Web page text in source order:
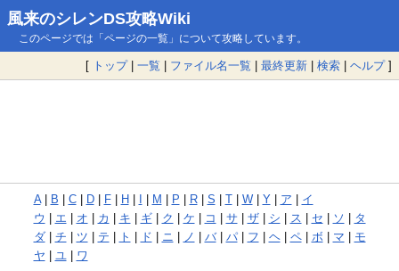
風来のシレンDS攻略Wiki
このページでは「ページの一覧」について攻略しています。
[ トップ| 一覧 | ファイル名一覧 | 最終更新 | 検索 | ヘルプ]
A| B C| D| F| H M P R| S T| W| Y| ア
イ
ウ
エ オ カ キ ギ| ク ケ コ サ| ザ| シ ス セ ソ
タ
ダ| チ ツ テ ト ド ニ ノ バ| パ| フ ヘ| ペ| ボ| マ
モ
ヤ
ユ| ワ